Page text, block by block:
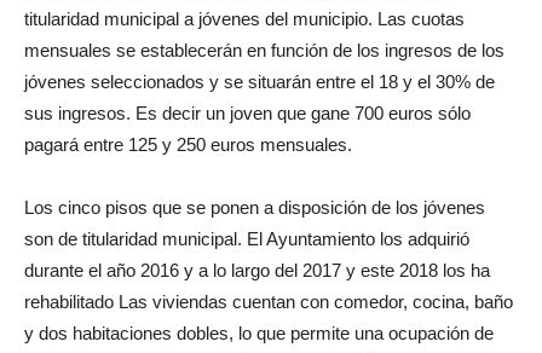
titularidad municipal a jóvenes del municipio. Las cuotas
mensuales se establecerán en función de los ingresos de los
jóvenes seleccionados y se situarán entre el 18 y el 30% de
sus ingresos. Es decir un joven que gane 700 euros sólo
pagará entre 125 y 250 euros mensuales.
Los cinco pisos que se ponen a disposición de los jóvenes
son de titularidad municipal. El Ayuntamiento los adquirió
durante el año 2016 y a lo largo del 2017 y este 2018 los ha
rehabilitado Las viviendas cuentan con comedor, cocina, baño
y dos habitaciones dobles, lo que permite una ocupación de